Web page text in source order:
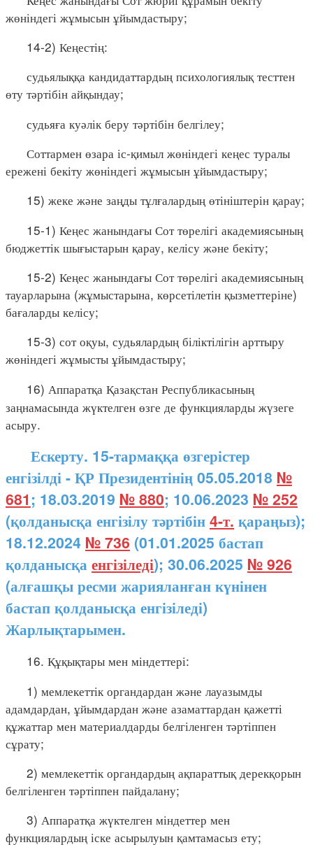
жөніндегі жұмысын ұйымдастыру;
14-2) Кеңестің:
судьялыққа кандидаттардың психологиялық тесттен
өту тәртібін айқындау;
судьяға куәлік беру тәртібін белгілеу;
Соттармен өзара іс-қимыл жөніндегі кеңес туралы
ережені бекіту жөніндегі жұмысын ұйымдастыру;
15) жеке және заңды тұлғалардың өтініштерін қарау;
15-1) Кеңес жанындағы Сот төрелігі академиясының
бюджеттік шығыстарын қарау, келісу және бекіту;
15-2) Кеңес жанындағы Сот төрелігі академиясының
тауарларына (жұмыстарына, көрсетілетін қызметтеріне)
бағаларды келісу;
15-3) сот оқуы, судьялардың біліктілігін арттыру
жөніндегі жұмысты ұйымдастыру;
16) Аппаратқа Қазақстан Республикасының
заңнамасында жүктелген өзге де функцияларды жүзеге
асыру.
Ескерту. 15-тармаққа өзгерістер
енгізілді - ҚР Президентінің 05.05.2018 №
681; 18.03.2019 № 880; 10.06.2023 № 252
(қолданысқа енгізілу тәртібін4-т. қараңыз);
18.12.2024 № 736 (01.01.2025 бастап
қолданысқа енгізіледі); 30.06.2025 № 926
(алғашқы ресми жарияланған күнінен
бастап қолданысқа енгізіледі)
Жарлықтарымен.
16. Құқықтары мен міндеттері:
1) мемлекеттік органдардан және лауазымды
адамдардан, ұйымдардан және азаматтардан қажетті
құжаттар мен материалдарды белгіленген тәртіппен
сұрату;
2) мемлекеттік органдардың ақпараттық дерекқорын
белгіленген тәртіппен пайдалану;
3) Аппаратқа жүктелген міндеттер мен
функциялардың іске асырылуын қамтамасыз ету;